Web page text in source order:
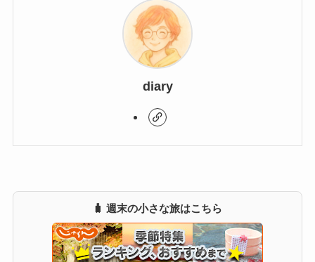
diary
🧳 週末の小さな旅はこちら